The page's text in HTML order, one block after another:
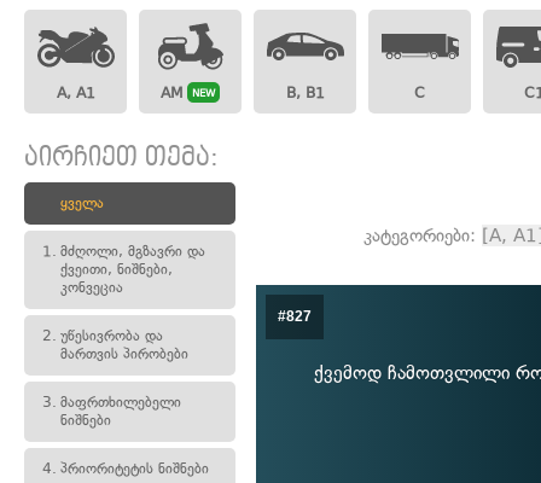
A, A1 AM NEW B, B1 C
აირჩიეთ თემა:
ყველა
1. მძღოლი, მგზავრი და
ქვეითი, ნიშნები,
კონვეცია
2. უწესივრობა და
მართვის პირობები
3. მაფრთხილებელი
ნიშნები
4. პრიორიტეტის ნიშნები
კატეგორიები: [A,
#827
ქვემოდ ჩამოთვლილი